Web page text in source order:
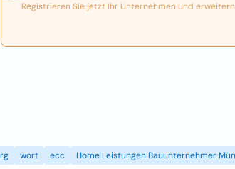
Registrieren Sie jetzt Ihr Unternehmen und
wort ecc Home Leistungen Bauunternehmer